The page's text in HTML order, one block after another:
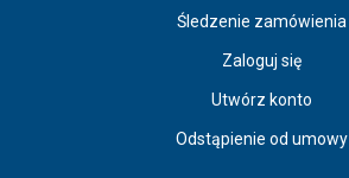
Śledzenie zamówienia
Zaloguj się
Utwórz konto
Odstąpienie od umowy